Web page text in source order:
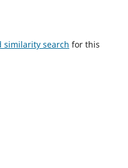
similarity search for this